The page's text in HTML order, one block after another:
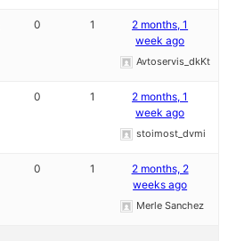
0 1
2 months, 1
week ago
Avtoservis_dkKt
0 1
2 months, 1
week ago
stoimost_dvmi
0 1
2 months, 2
weeks ago
Merle Sanchez